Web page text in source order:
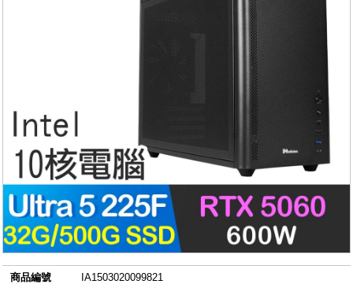
商品編號
IA1503020099821